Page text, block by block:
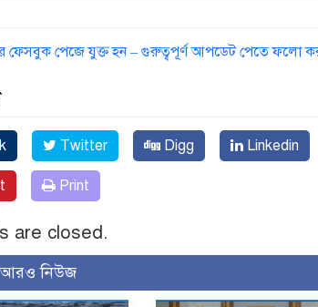
ফেসবুক পেজে যুক্ত হন – গুরুত্বপূর্ণ আপডেট পেতে ফলো
Twitter Digg Linkedin
Print
are closed.
নিউজ